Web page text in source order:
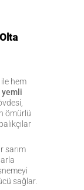
hem
yemli
ömürlü
sarım
sağlar.